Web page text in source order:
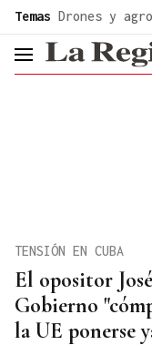
Temas Drones y
header.menu.open
El opositor
Gobierno
la UE ponerse
TENSIÓN EN CUBA